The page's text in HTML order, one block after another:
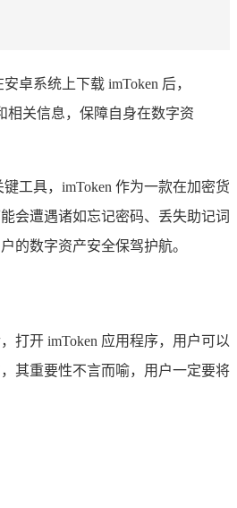
卓系统上下载 imToken 后，
相关信息，保障自身在数字资
工具，imToken 作为一款在加密货
会遭遇诸如忘记密码、丢失助记词
的数字资产安全保驾护航。
打开 imToken 应用程序，用户可以
其重要性不言而喻，用户一定要将